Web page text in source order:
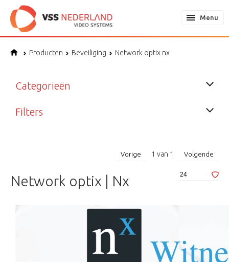
Menu
Producten Beveiliging Network optix nx
Categorieën
Filters
Vorige 1 van 1 Volgende
Network optix | Nx